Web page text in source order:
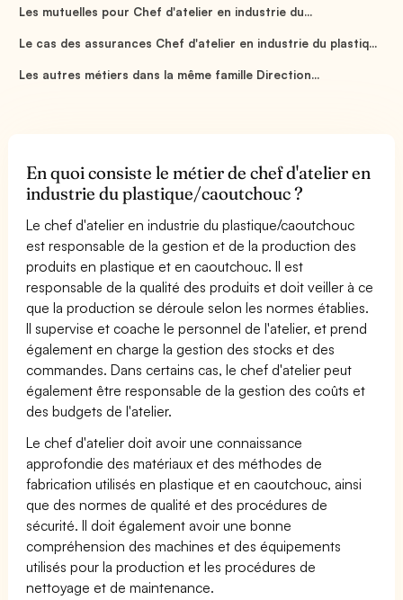
Les mutuelles pour Chef d'atelier en industrie du...
Le cas des assurances Chef d'atelier en industrie du plastiq...
Les autres métiers dans la même famille Direction...
En quoi consiste le métier de chef d'atelier en
industrie du plastique/caoutchouc ?
Le chef d'atelier en industrie du plastique/caoutchouc
est responsable de la gestion et de la production des
produits en plastique et en caoutchouc. Il est
responsable de la qualité des produits et doit veiller à ce
que la production se déroule selon les normes établies.
Il supervise et coache le personnel de l'atelier, et prend
également en charge la gestion des stocks et des
commandes. Dans certains cas, le chef d'atelier peut
également être responsable de la gestion des coûts et
des budgets de l'atelier.
Le chef d'atelier doit avoir une connaissance
approfondie des matériaux et des méthodes de
fabrication utilisés en plastique et en caoutchouc, ainsi
que des normes de qualité et des procédures de
sécurité. Il doit également avoir une bonne
compréhension des machines et des équipements
utilisés pour la production et les procédures de
nettoyage et de maintenance.